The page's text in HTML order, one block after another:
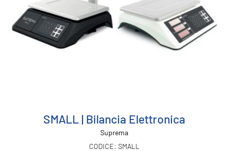
SMALL | Bilancia Elettronica
Suprema
SMALL